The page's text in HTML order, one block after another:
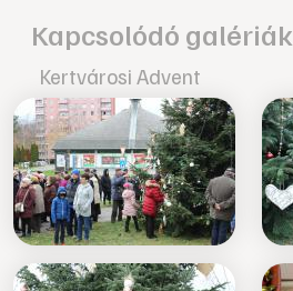
Kapcsolódó galériák
Kertvárosi Advent